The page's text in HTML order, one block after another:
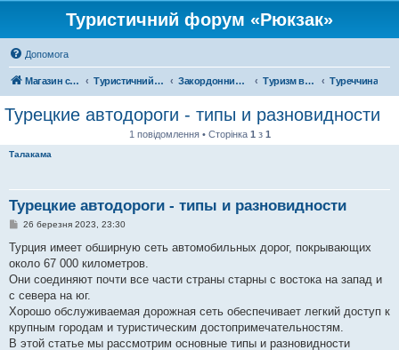
Туристичний форум «Рюкзак»
Допомога
Магазин спорядження Туристичний форум «Рюкзак» Закордонний туризм Туризм в Азії Туреччина
Турецкие автодороги - типы и разновидности
1 повідомлення • Сторінка 1 з 1
Талакама
Турецкие автодороги - типы и разновидности
П
в
д
о
л
е
н
н
я
26 березня 2023, 23:30
Турция имеет обширную сеть автомобильных дорог, покрывающих
около 67 000 километров.
Они соединяют почти все части страны старны с востока на запад и
с севера на юг.
Хорошо обслуживаемая дорожная сеть обеспечивает легкий доступ к
крупным городам и туристическим достопримечательностям.
В этой статье мы рассмотрим основные типы и разновидности